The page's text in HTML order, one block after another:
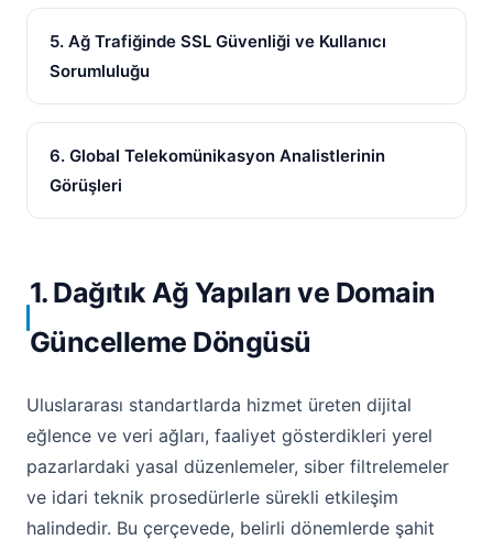
5. Ağ Trafiğinde SSL Güvenliği ve Kullanıcı
Sorumluluğu
6. Global Telekomünikasyon Analistlerinin
Görüşleri
1. Dağıtık Ağ Yapıları ve Domain
Güncelleme Döngüsü
Uluslararası standartlarda hizmet üreten dijital
eğlence ve veri ağları, faaliyet gösterdikleri yerel
pazarlardaki yasal düzenlemeler, siber filtrelemeler
ve idari teknik prosedürlerle sürekli etkileşim
halindedir. Bu çerçevede, belirli dönemlerde şahit